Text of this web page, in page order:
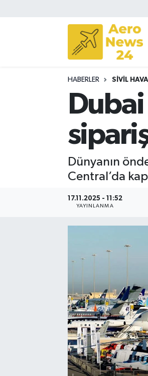
HABERLER SIVIL
Dünyanın
Central’da
17.11.2025 - 11:52
YAYINLANMA
Sivil Havacılık